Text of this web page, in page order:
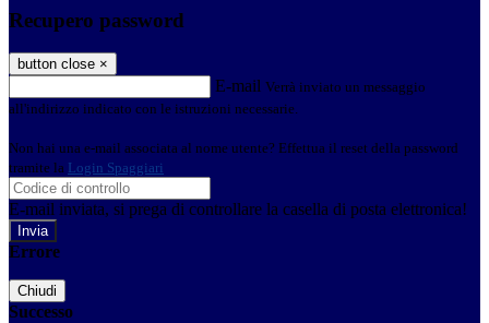
Recupero password
button close ×
E-mail Verrà inviato un messaggio
all'indirizzo indicato con le istruzioni necessarie.
Non hai una e-mail associata al nome utente? Effettua il reset della password
tramite la Login Spaggiari
E-mail inviata, si prega di controllare la casella di posta elettronica!
Errore
Chiudi
Successo